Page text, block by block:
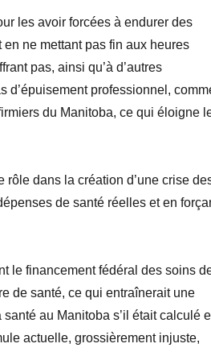
les avoir forcées à endurer des
ne mettant pas fin aux heures
pas, ainsi qu’à d’autres
d’épuisement professionnel,
du Manitoba, ce qui éloigne
rôle dans la création d’une crise
de santé réelles et en
le financement fédéral des soins
de santé, ce qui entraînerait une
au Manitoba s’il était calculé
actuelle, grossièrement injuste,